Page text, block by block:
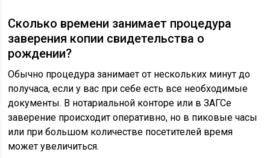
Сколько времени занимает процедура
заверения копии свидетельства о
рождении?
Обычно процедура занимает от нескольких минут до
получаса, если у вас при себе есть все необходимые
документы. В нотариальной конторе или в ЗАГСе
заверение происходит оперативно, но в пиковые часы
или при большом количестве посетителей время
может увеличиться.